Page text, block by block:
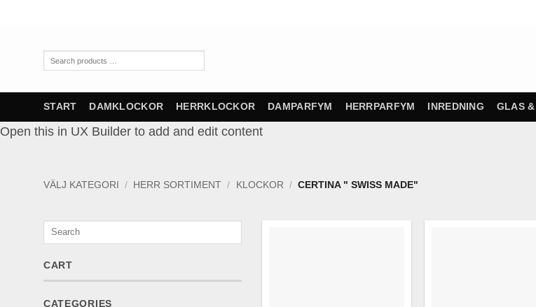
START DAMKLOCKOR HERRKLOCKOR DAMPARFYM HERRPARFYM INREDNING GLAS
Open this in UX Builder to add and edit content
VÄLJ KATEGORI / HERR SORTIMENT / KLOCKOR / CERTINA " SWISS MADE"
Search
CART
CATEGORIES